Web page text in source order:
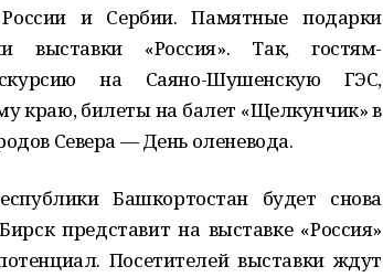
и Сербии. Памятные подарки
выставки «Россия». Так, гостям-
на Саяно-Шушенскую ГЭС,
краю, билеты на балет «Щелкунчик» в
Севера — День оленевода.
Башкортостан будет снова
представит на выставке «Россия»
Посетителей выставки ждут